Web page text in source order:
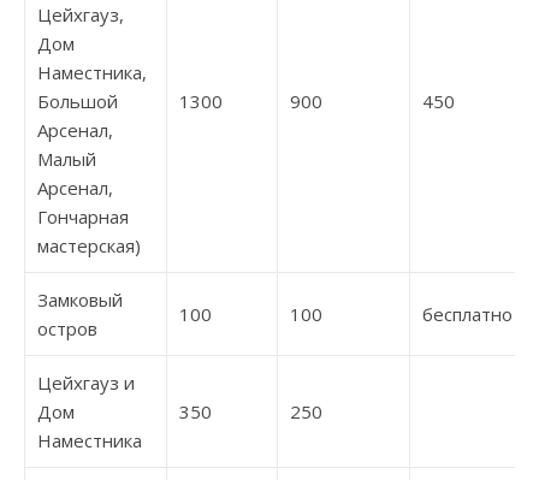
Цейхгауз,
Дом
Наместника,
Большой
Арсенал,
Малый
Арсенал,
Гончарная
мастерская)
1300 900 450
Замковый
остров
100 100 бесплатно
Цейхгауз и
Дом
Наместника
350 250